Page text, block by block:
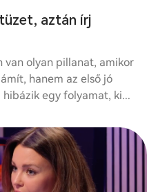
aztán írj
van olyan pillanat, amikor
hanem az első jó
hibázik egy folyamat, ki...